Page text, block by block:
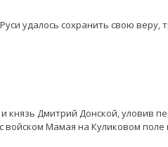
удалось сохранить свою веру,
князь Дмитрий Донской, уловив
войском Мамая на Куликовом